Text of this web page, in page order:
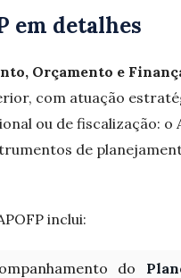
em detalhes
Orçamento e
com atuação
ou de fiscalização: o
de
inclui:
do